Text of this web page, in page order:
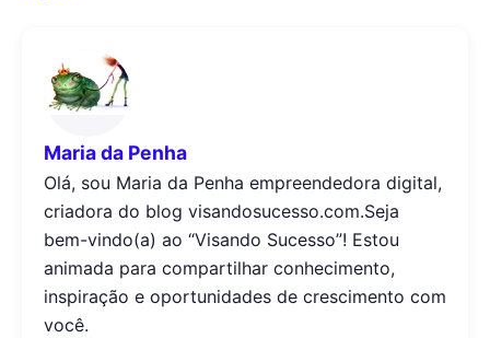
Maria da Penha
Olá, sou Maria da Penha empreendedora digital,
criadora do blog visandosucesso.com.Seja
bem-vindo(a) ao “Visando Sucesso”! Estou
animada para compartilhar conhecimento,
inspiração e oportunidades de crescimento com
você.